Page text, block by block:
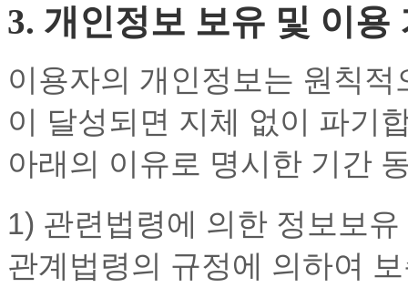
3. 개인정보 보유 및 이용
이용자의 개인정보는 원칙
이 달성되면 지체 없이 파기
아래의 이유로 명시한 기간
1) 관련법령에 의한 정보보유
관계법령의 규정에 의하여